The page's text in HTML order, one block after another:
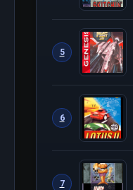
5
6
7